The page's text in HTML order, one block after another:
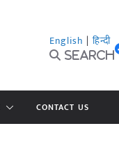
English | हिन्दी
Search
CONTACT US